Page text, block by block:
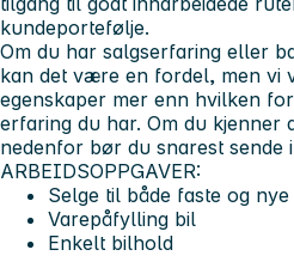
kundeportefølje.
Om du har salgserfaring eller
kan det være en fordel, men vi
egenskaper mer enn hvilken
erfaring du har. Om du kjenner
nedenfor bør du snarest sende
ARBEIDSOPPGAVER:
Selge til både faste og
Varepåfylling bil
Enkelt bilhold